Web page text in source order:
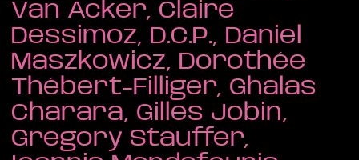
Van Acker, Claire
Dessimoz, D.C.P., Daniel
Maszkowicz, Dorothée
Thébert-Filliger, Ghalas
Charara, Gilles Jobin,
Gregory Stauffer,